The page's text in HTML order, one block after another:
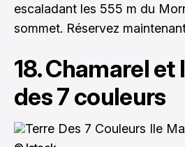
escaladant les 555 m du
sommet. Réservez
18. Chamarel et
des 7 couleurs